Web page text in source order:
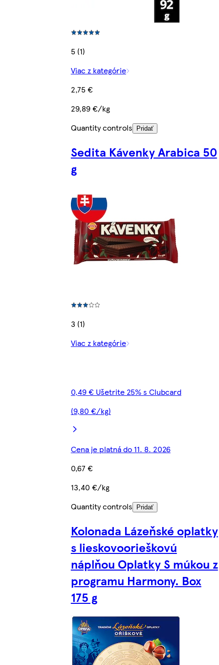
5 (1)
Viac z kategórie
2,75 €
29,89 €/kg
Quantity controls
Pridať
Sedita Kávenky Arabica 50
g
3 (1)
Viac z kategórie
0,49 € Ušetrite 25% s Clubcard
(9,80 €/kg)
Cena je platná do 11. 8. 2026
0,67 €
13,40 €/kg
Quantity controls
Pridať
Kolonada Lázeňské oplatky
s lieskovoorieškovú
náplňou Oplatky S múkou z
programu Harmony. Box
175 g